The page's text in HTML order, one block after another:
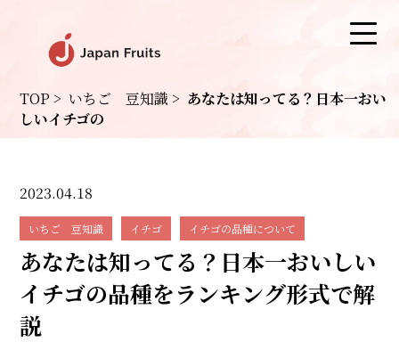
TOP > いちご 豆知識 > あなたは知ってる？日本一おい
しいイチゴの
2023.04.18
いちご 豆知識 イチゴ イチゴの品種について
あなたは知ってる？日本一おいしい
イチゴの品種をランキング形式で解
説